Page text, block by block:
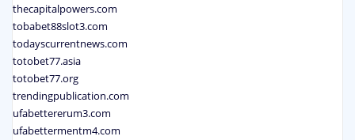
thecapitalpowers.com
tobabet88slot3.com
todayscurrentnews.com
totobet77.asia
totobet77.org
trendingpublication.com
ufabettererum3.com
ufabettermentm4.com